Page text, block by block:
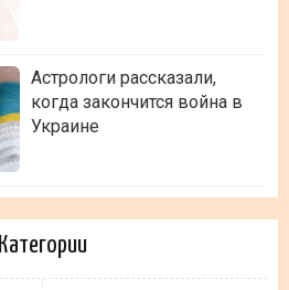
Астрологи рассказали,
когда закончится война в
Украине
Категории